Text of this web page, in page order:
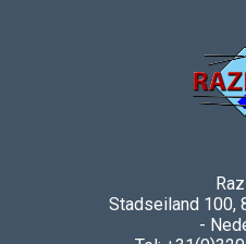
Stadseiland 100,
-